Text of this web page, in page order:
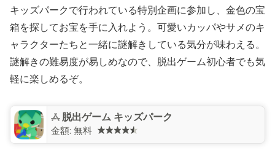
キッズパークで行われている特別企画に参加し、金色の宝
箱を探してお宝を手に入れよう。可愛いカッパやサメのキ
ャラクターたちと一緒に謎解きしている気分が味わえる。
謎解きの難易度が易しめなので、脱出ゲーム初心者でも気
軽に楽しめるぞ。
脱出ゲーム キッズパーク
金額: 無料